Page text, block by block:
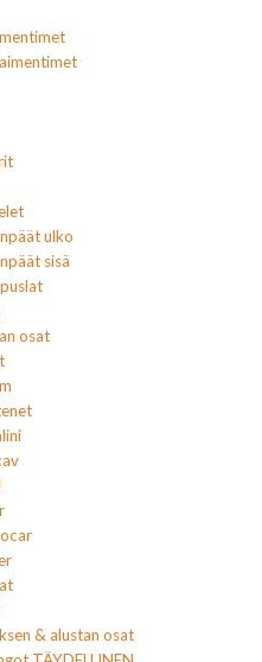
ulko
sisä
osat
& alustan osat